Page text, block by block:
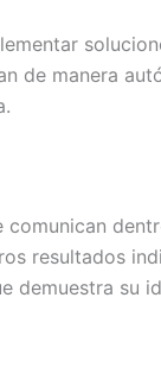
de manera
resultados
demuestra su